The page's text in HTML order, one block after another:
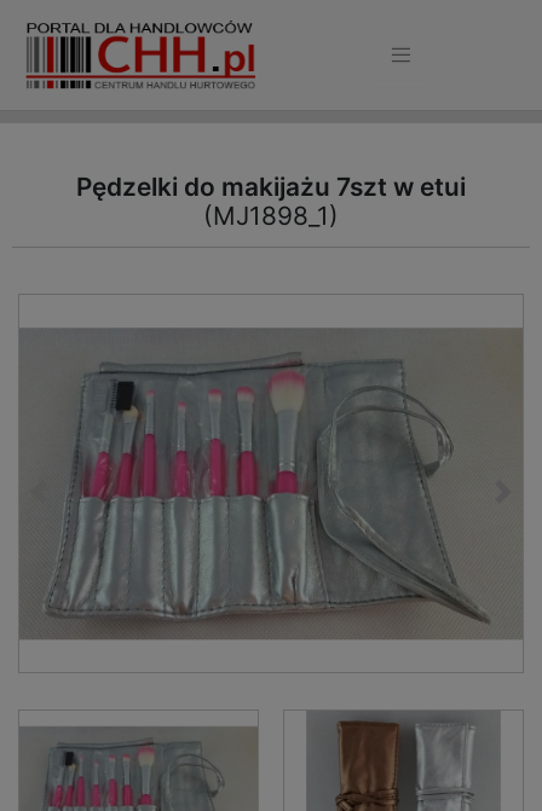
Pędzelki do makijażu 7szt w etui
(MJ1898_1)